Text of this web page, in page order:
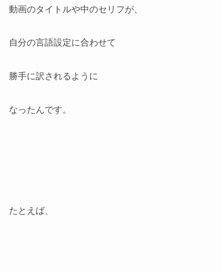
動画のタイトルや中のセリフが、
自分の言語設定に合わせて
勝手に訳されるように
なったんです。
たとえば、